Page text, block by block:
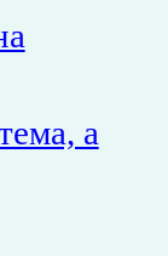
а